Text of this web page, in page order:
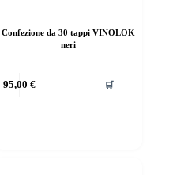
Confezione da 30 tappi VINOLOK
neri
95,00 € 🛒